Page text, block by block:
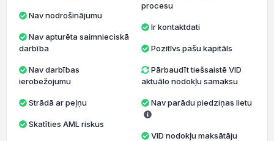
Nav nodrošinājumu
darbība
ierobežojumu
Strādā ar peļņu
Skatīties AML riskus
procesu
Ir kontaktdati
Pozitīvs pašu kapitāls
Pārbaudīt tiešsaistē VID
aktuālo nodokļu samaksu
Nav parādu piedziņas lietu
VID nodokļu maksātāju